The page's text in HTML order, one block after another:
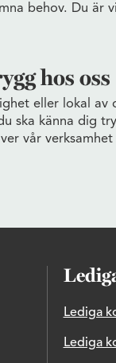
behov. Du är
hos oss
eller lokal av
ska känna dig
vår
Lediga
Lediga